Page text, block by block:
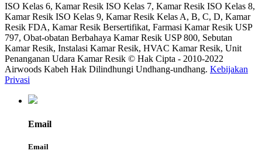
ISO Kelas 6, Kamar Resik ISO Kelas 7, Kamar Resik ISO Kelas 8,
Kamar Resik ISO Kelas 9, Kamar Resik Kelas A, B, C, D, Kamar
Resik FDA, Kamar Resik Bersertifikat, Farmasi Kamar Resik USP
797, Obat-obatan Berbahaya Kamar Resik USP 800, Sebutan
Kamar Resik, Instalasi Kamar Resik, HVAC Kamar Resik, Unit
Penanganan Udara Kamar Resik © Hak Cipta - 2010-2022
Airwoods Kabeh Hak Dilindhungi Undhang-undhang. Kebijakan
Privasi
Email
Email